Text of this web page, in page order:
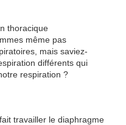
thoracique
même pas
mais saviez-
différents qui
respiration ?
travailler le diaphragme